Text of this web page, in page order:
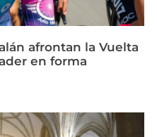
afrontan la Vuelta
en forma